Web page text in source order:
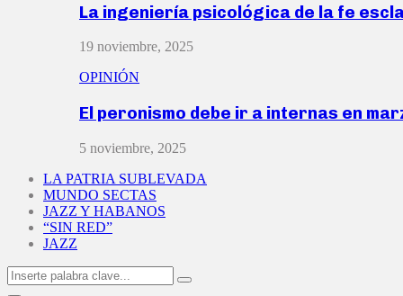
La ingeniería psicológica de la fe
19 noviembre, 2025
OPINIÓN
El peronismo debe ir a internas en
5 noviembre, 2025
LA PATRIA SUBLEVADA
MUNDO SECTAS
JAZZ Y HABANOS
“SIN RED”
JAZZ
Search
for:
Search